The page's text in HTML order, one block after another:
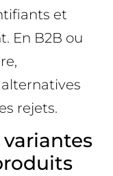
et
En B2B ou
rejets.